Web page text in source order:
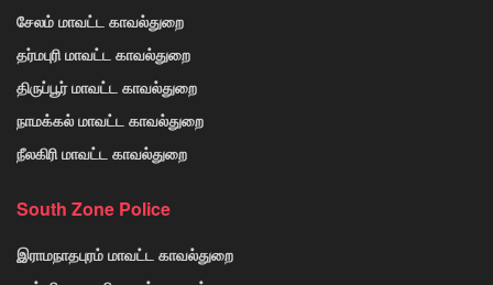
சேலம் மாவட்ட காவல்துறை
தர்மபுரி மாவட்ட காவல்துறை
திருப்பூர் மாவட்ட காவல்துறை
நாமக்கல் மாவட்ட காவல்துறை
நீலகிரி மாவட்ட காவல்துறை
South Zone Police
இராமநாதபுரம் மாவட்ட காவல்துறை